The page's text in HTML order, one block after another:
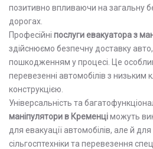
позитивно впливаючи на загальну
дорогах.
Професійні послуги евакуатора з
здійснюємо безпечну доставку
пошкодженням у процесі. Це
перевезенні автомобілів з низьким
конструкцією.
Універсальність та
маніпулятори в Кременціможуть
для евакуації автомобілів, але й
сільгосптехніки та перевезення